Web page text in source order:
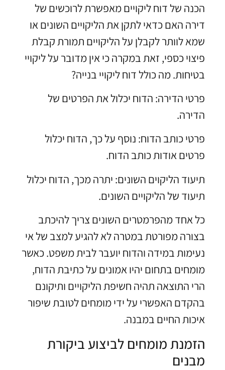
הכנה של דוח ליקויים מאפשרת לרוכשים של
דירה האם כדאי לתקן את הליקויים השונים או
שמא לוותר לקבלן על הליקויים תמורת קבלת
פיצוי כספי, זאת במקרה כי אין מדובר על ליקויי
בטיחות. מה כולל דוח ליקויי בנייה?
פרטי הדירה: הדוח יכלול את הפרטים של
הדירה.
פרטי כותב הדוח: נוסף על כך, הדוח יכלול
פרטים אודות כותב הדוח.
תיעוד הליקוים השונים: יתרה מכך, הדוח יכלול
תיעוד של הליקויים השונים.
כל אחד מהפרמטרים השונים צריך להיכתב
בצורה מפורטת במטרה לא להגיע למצב של אי
נעימות במידה והדוח יועבר לבית משפט. כאשר
מומחים בתחום יהיו אמונים על כתיבת הדוח,
הרי התוצאה תהיה חשיפת הליקויים ותיקונם
בהקדם האפשרי על ידי מומחים לטובת שיפור
איכות החיים במבנה.
הזמנת מומחים לביצוע ביקורת
מבנים